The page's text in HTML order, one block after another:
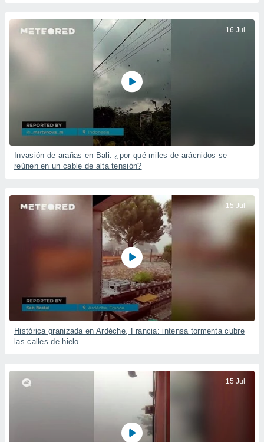
16 Jul
Invasión de arañas en Bali: ¿por qué miles de arácnidos se
reúnen en un cable de alta tensión?
15 Jul
Histórica granizada en Ardèche, Francia: intensa tormenta cubre
las calles de hielo
15 Jul